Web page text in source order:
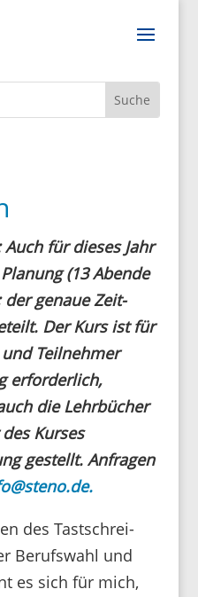
für dieses Jahr
(13 Abende
der genaue Zeit­
Der Kurs ist für
Teil­nehmer
erfor­der­lich,
die Lehr­bü­cher
Kurses
gestellt. Anfragen
des Tast­schrei­
Berufs­wahl und
es sich für mich,